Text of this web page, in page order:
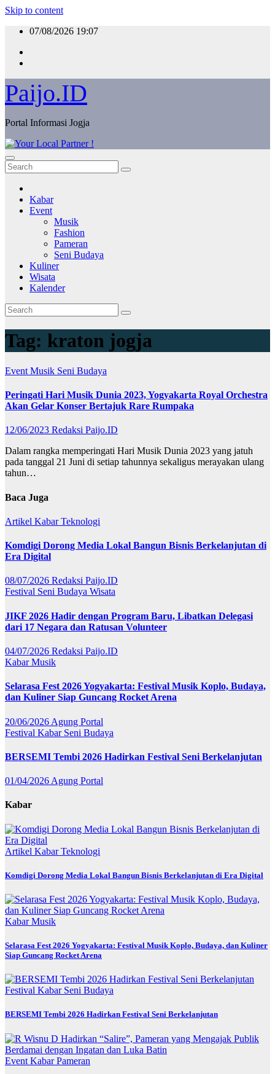
Skip to content
07/08/2026 19:07
Paijo.ID
Portal Informasi Jogja
Kabar
Event
Musik
Fashion
Pameran
Seni Budaya
Kuliner
Wisata
Kalender
Tag: kraton jogja
Event Musik Seni Budaya
Peringati Hari Musik Dunia 2023, Yogyakarta Royal Orchestra
Akan Gelar Konser Bertajuk Rare Rumpaka
12/06/2023 Redaksi Paijo.ID
Dalam rangka memperingati Hari Musik Dunia 2023 yang jatuh
pada tanggal 21 Juni di setiap tahunnya sekaligus merayakan ulang
tahun…
Baca Juga
Artikel KabarTeknologi
Komdigi Dorong Media Lokal Bangun Bisnis Berkelanjutan di
Era Digital
08/07/2026 Redaksi Paijo.ID
Festival Seni Budaya Wisata
JIKF 2026 Hadir dengan Program Baru, Libatkan Delegasi
dari 17 Negara dan Ratusan Volunteer
04/07/2026 Redaksi Paijo.ID
KabarMusik
Selarasa Fest 2026 Yogyakarta: Festival Musik Koplo, Budaya,
dan Kuliner Siap Guncang Rocket Arena
20/06/2026 Agung Portal
Festival Kabar Seni Budaya
BERSEMI Tembi 2026 Hadirkan Festival Seni Berkelanjutan
01/04/2026 Agung Portal
Kabar
Artikel KabarTeknologi
Komdigi Dorong Media Lokal Bangun Bisnis Berkelanjutan di Era Digital
KabarMusik
Selarasa Fest 2026 Yogyakarta: Festival Musik Koplo, Budaya, dan Kuliner
Siap Guncang Rocket Arena
Festival Kabar Seni Budaya
BERSEMI Tembi 2026 Hadirkan Festival Seni Berkelanjutan
Event KabarPameran